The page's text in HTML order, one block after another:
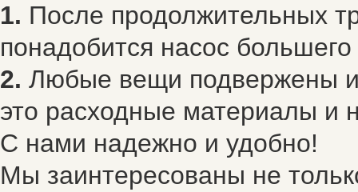
1. После продолжительных
понадобится насос
2. Любые вещи подвержены
это расходные материалы и
С нами надежно и удобно!
Мы заинтересованы не